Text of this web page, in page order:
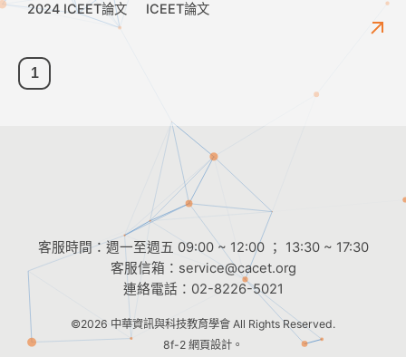
2024 ICEET論文 ICEET論文
1
客服時間：週一至週五 09:00 ~ 12:00 ； 13:30 ~ 17:30
客服信箱： service@cacet.org
連絡電話： 02-8226-5021
©2026 中華資訊與科技教育學會 All Rights Reserved.
8f-2 網頁設計。